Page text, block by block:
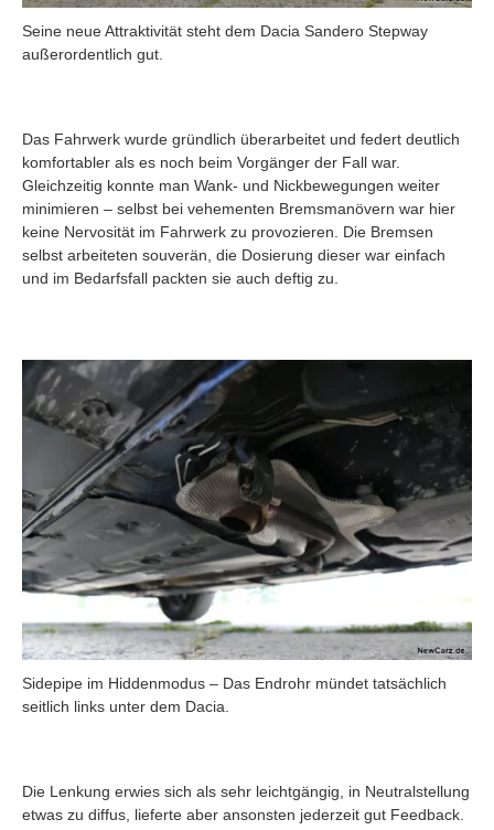
Seine neue Attraktivität steht dem Dacia Sandero Stepway
außerordentlich gut.
Das Fahrwerk wurde gründlich überarbeitet und federt deutlich
komfortabler als es noch beim Vorgänger der Fall war.
Gleichzeitig konnte man Wank- und Nickbewegungen weiter
minimieren – selbst bei vehementen Bremsmanövern war hier
keine Nervosität im Fahrwerk zu provozieren. Die Bremsen
selbst arbeiteten souverän, die Dosierung dieser war einfach
und im Bedarfsfall packten sie auch deftig zu.
Sidepipe im Hiddenmodus – Das Endrohr mündet tatsächlich
seitlich links unter dem Dacia.
Die Lenkung erwies sich als sehr leichtgängig, in Neutralstellung
etwas zu diffus, lieferte aber ansonsten jederzeit gut Feedback.